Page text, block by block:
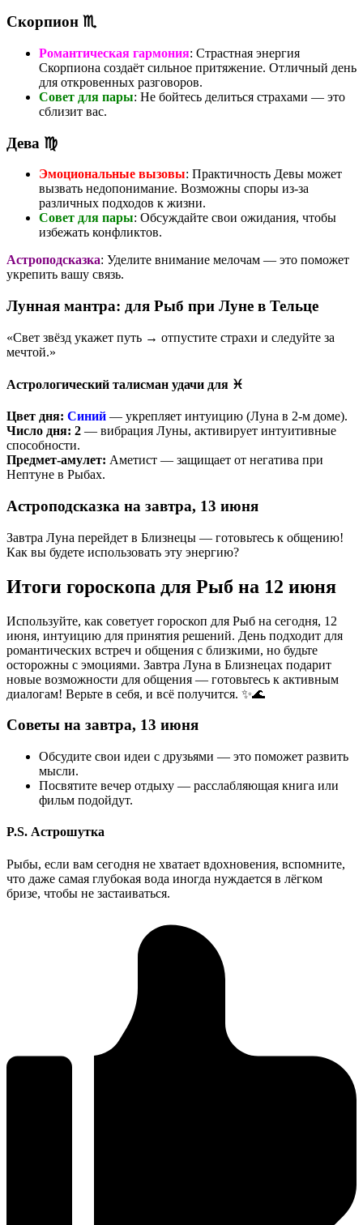
Скорпион ♏
Романтическая гармония: Страстная энергия
Скорпиона создаёт сильное притяжение. Отличный день
для откровенных разговоров.
Совет для пары: Не бойтесь делиться страхами — это
сблизит вас.
Дева ♍
Эмоциональные вызовы: Практичность Девы может
вызвать недопонимание. Возможны споры из-за
различных подходов к жизни.
Совет для пары: Обсуждайте свои ожидания, чтобы
избежать конфликтов.
Астроподсказка: Уделите внимание мелочам — это поможет
укрепить вашу связь.
Лунная мантра: для Рыб при Луне в Тельце
«Свет звёзд укажет путь → отпустите страхи и следуйте за
мечтой.»
Астрологический талисман удачи для ♓
Цвет дня: Синий — укрепляет интуицию (Луна в 2-м доме).
Число дня: 2 — вибрация Луны, активирует интуитивные
способности.
Предмет-амулет: Аметист — защищает от негатива при
Нептуне в Рыбах.
Астроподсказка на завтра, 13 июня
Завтра Луна перейдет в Близнецы — готовьтесь к общению!
Как вы будете использовать эту энергию?
Итоги гороскопа для Рыб на 12 июня
Используйте, как советует гороскоп для Рыб на сегодня, 12
июня, интуицию для принятия решений. День подходит для
романтических встреч и общения с близкими, но будьте
осторожны с эмоциями. Завтра Луна в Близнецах подарит
новые возможности для общения — готовьтесь к активным
диалогам! Верьте в себя, и всё получится. ✨🌊
Советы на завтра, 13 июня
Обсудите свои идеи с друзьями — это поможет развить
мысли.
Посвятите вечер отдыху — расслабляющая книга или
фильм подойдут.
P.S. Астрошутка
Рыбы, если вам сегодня не хватает вдохновения, вспомните,
что даже самая глубокая вода иногда нуждается в лёгком
бризе, чтобы не застаиваться.